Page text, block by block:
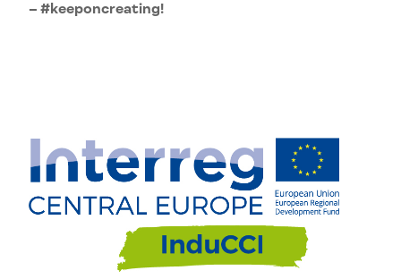
– #keeponcreating!